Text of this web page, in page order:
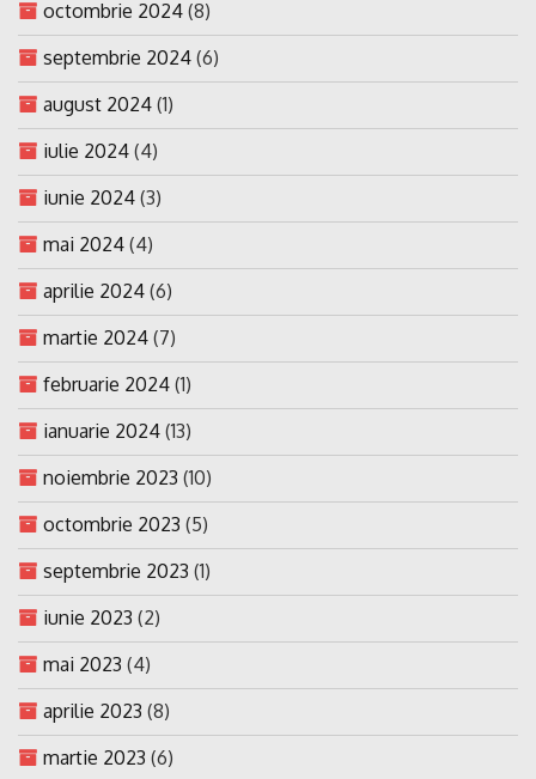
octombrie 2024 (8)
septembrie 2024 (6)
august 2024 (1)
iulie 2024 (4)
iunie 2024 (3)
mai 2024 (4)
aprilie 2024 (6)
martie 2024 (7)
februarie 2024 (1)
ianuarie 2024 (13)
noiembrie 2023 (10)
octombrie 2023 (5)
septembrie 2023 (1)
iunie 2023 (2)
mai 2023 (4)
aprilie 2023 (8)
martie 2023 (6)